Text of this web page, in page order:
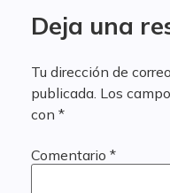
Deja una
Tu dirección de
publicada. Los
con *
Comentario *